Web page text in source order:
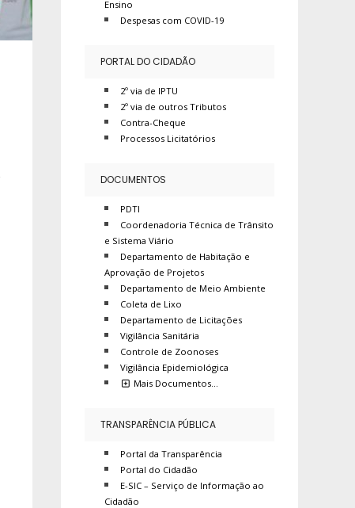
Ensino
Despesas com COVID-19
PORTAL DO CIDADÃO
2º via de IPTU
2º via de outros Tributos
Contra-Cheque
Processos Licitatórios
DOCUMENTOS
PDTI
Coordenadoria Técnica de Trânsito
e Sistema Viário
Departamento de Habitação e
Aprovação de Projetos
Departamento de Meio Ambiente
Coleta de Lixo
Departamento de Licitações
Vigilância Sanitária
Controle de Zoonoses
Vigilância Epidemiológica
Mais Documentos…
TRANSPARÊNCIA PÚBLICA
Portal da Transparência
Portal do Cidadão
E-SIC – Serviço de Informação ao
Cidadão